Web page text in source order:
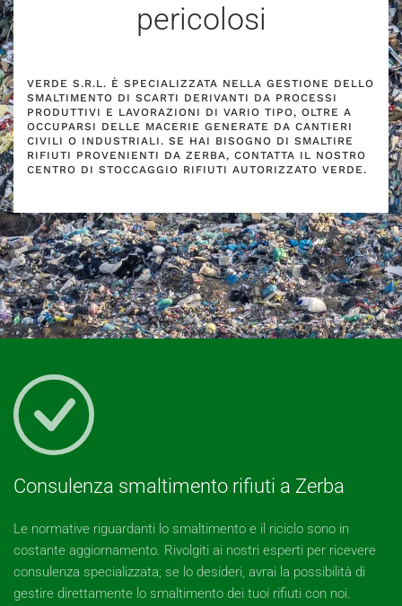
pericolosi
VERDE S.R.L. È SPECIALIZZATA NELLA GESTIONE DELLO
SMALTIMENTO DI SCARTI DERIVANTI DA PROCESSI
PRODUTTIVI E LAVORAZIONI DI VARIO TIPO, OLTRE A
OCCUPARSI DELLE MACERIE GENERATE DA CANTIERI
CIVILI O INDUSTRIALI. SE HAI BISOGNO DI SMALTIRE
RIFIUTI PROVENIENTI DA ZERBA, CONTATTA IL NOSTRO
CENTRO DI STOCCAGGIO RIFIUTI AUTORIZZATO VERDE.
Consulenza smaltimento rifiuti a Zerba
Le normative riguardanti lo smaltimento e il riciclo sono in
costante aggiornamento. Rivolgiti ai nostri esperti per ricevere
consulenza specializzata; se lo desideri, avrai la possibilità di
gestire direttamente lo smaltimento dei tuoi rifiuti con noi.